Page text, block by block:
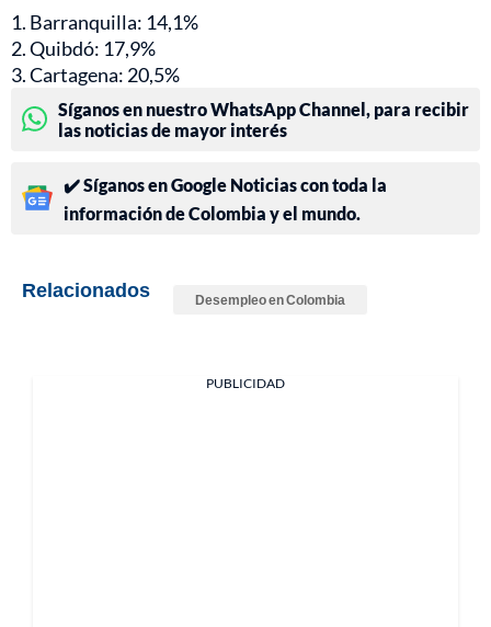
1. Barranquilla: 14,1%
2. Quibdó: 17,9%
3. Cartagena: 20,5%
Síganos en nuestro WhatsApp Channel, para recibir
las noticias de mayor interés
✔️ Síganos en Google Noticias con toda la
información de Colombia y el mundo.
Relacionados Desempleo en Colombia
PUBLICIDAD